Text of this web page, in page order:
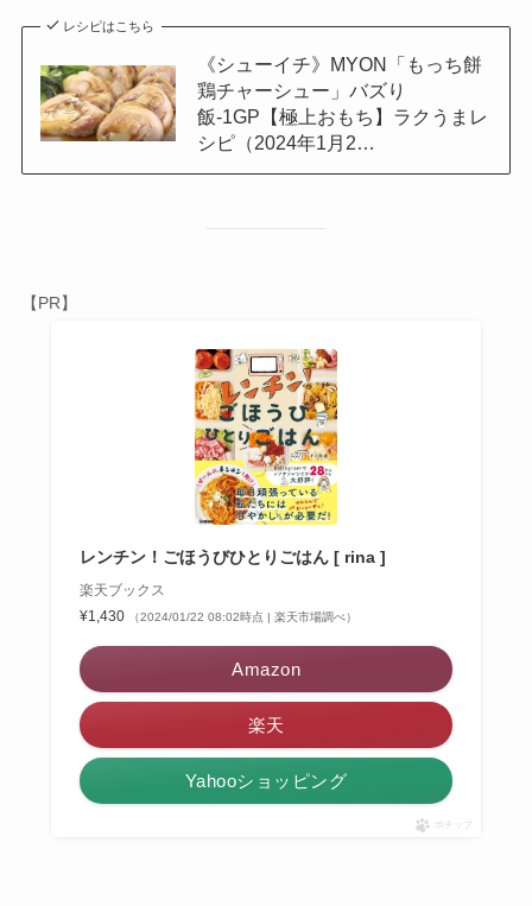
レシピはこちら
《シューイチ》MYON「もっち餅
鶏チャーシュー」バズり
飯-1GP【極上おもち】ラクうまレ
シピ（2024年1月2…
【PR】
レンチン！ごほうびひとりごはん [ rina ]
楽天ブックス
¥1,430
（2024/01/22 08:02時点 | 楽天市場調べ）
Amazon
楽天
Yahooショッピング
ポチップ